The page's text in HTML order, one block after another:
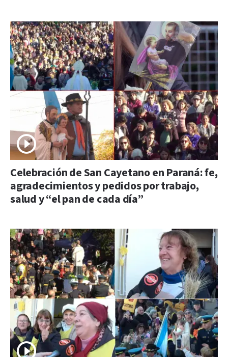
Celebración de San Cayetano en Paraná: fe,
agradecimientos y pedidos por trabajo,
salud y “el pan de cada día”